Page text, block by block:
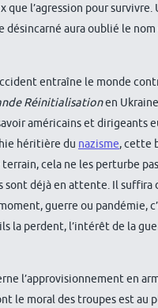
que l’agression pour survivre.
désincarné aura oublié le
entraîne le monde
Réinitialisationen
américains et dirigeants
héritière du nazisme, cette
cela ne les perturbe
sont déjà en attente. Il suffira
guerre ou pandémie,
la perdent, l’intérêt de la
l’approvisionnement en
le moral des troupes est au